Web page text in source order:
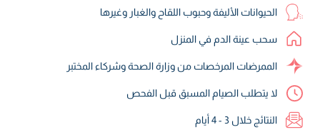
الحيوانات الأليفة وحبوب اللقاح والغبار وغيرها
سحب عينة الدم في المنزل
الممرضات المرخصات من وزارة الصحة وشركاء المختبر
لا يتطلب الصيام المسبق قبل الفحص
النتائج خلال 3 - 4 أيام